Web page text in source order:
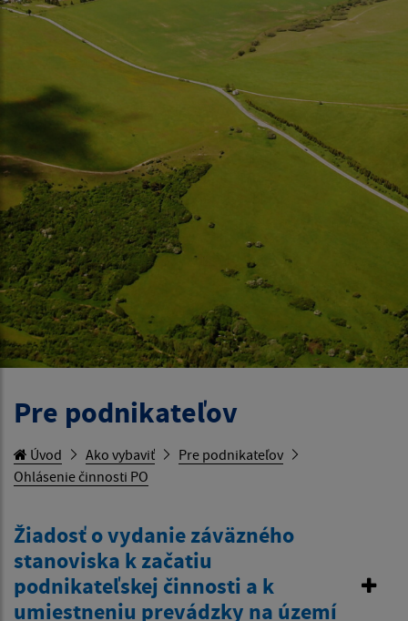
Pre podnikateľov
Úvod Ako vybaviť
Pre podnikateľov
Ohlásenie činnosti PO
Žiadosť o vydanie záväzného
stanoviska k začatiu
podnikateľskej činnosti a k
umiestneniu prevádzky na území